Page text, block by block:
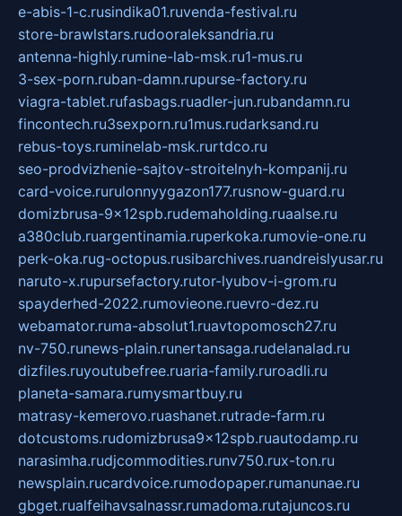
e-abis-1-c.rusindika01.ruvenda-festival.ru
store-brawlstars.rudooraleksandria.ru
antenna-highly.rumine-lab-msk.ru1-mus.ru
3-sex-porn.ruban-damn.rupurse-factory.ru
viagra-tablet.rufasbags.ruadler-jun.rubandamn.ru
fincontech.ru3sexporn.ru1mus.rudarksand.ru
rebus-toys.ruminelab-msk.rurtdco.ru
seo-prodvizhenie-sajtov-stroitelnyh-kompanij.ru
card-voice.rurulonnyygazon177.rusnow-guard.ru
domizbrusa-9x12spb.rudemaholding.ruaalse.ru
a380club.ruargentinamia.ruperkoka.rumovie-one.ru
perk-oka.rug-octopus.rusibarchives.ruandreislyusar.ru
naruto-x.rupursefactory.rutor-lyubov-i-grom.ru
spayderhed-2022.rumovieone.ruevro-dez.ru
webamator.ruma-absolut1.ruavtopomosch27.ru
nv-750.runews-plain.runertansaga.rudelanalad.ru
dizfiles.ruyoutubefree.ruaria-family.ruroadli.ru
planeta-samara.rumysmartbuy.ru
matrasy-kemerovo.ruashanet.rutrade-farm.ru
dotcustoms.rudomizbrusa9x12spb.ruautodamp.ru
narasimha.rudjcommodities.runv750.rux-ton.ru
newsplain.rucardvoice.rumodopaper.rumanunae.ru
gbget.rualfeihavsalnassr.rumadoma.rutajuncos.ru